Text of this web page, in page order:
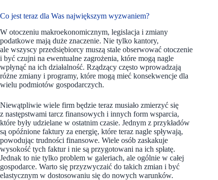
Co jest teraz dla Was największym wyzwaniem?
W otoczeniu makroekonomicznym, legislacja i zmiany
podatkowe mają duże znaczenie. Nie tylko kantory,
ale wszyscy przedsiębiorcy muszą stale obserwować otoczenie
i być czujni na ewentualne zagrożenia, które mogą nagle
wpłynąć na ich działalność. Rządzący często wprowadzają
różne zmiany i programy, które mogą mieć konsekwencje dla
wielu podmiotów gospodarczych.
Niewątpliwie wiele firm będzie teraz musiało zmierzyć się
z następstwami tarcz finansowych i innych form wsparcia,
które były udzielane w ostatnim czasie. Jednym z przykładów
są opóźnione faktury za energię, które teraz nagle spływają,
powodując trudności finansowe. Wiele osób zaskakuje
wysokość tych faktur i nie są przygotowani na ich spłatę.
Jednak to nie tylko problem w galeriach, ale ogólnie w całej
gospodarce. Warto się przyzwyczaić do takich zmian i być
elastycznym w dostosowaniu się do nowych warunków.